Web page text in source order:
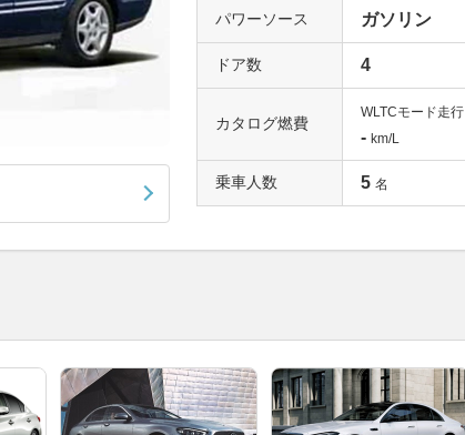
パワーソース ガソリン
ドア数 4
カタログ燃費
WLTCモード走行
- km/L
乗車人数 5 名